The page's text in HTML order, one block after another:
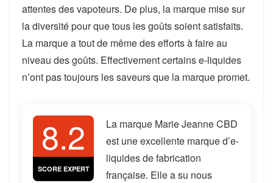
attentes des vapoteurs. De plus, la marque mise sur
la diversité pour que tous les goûts soient satisfaits.
La marque a tout de même des efforts à faire au
niveau des goûts. Effectivement certains e-liquides
n’ont pas toujours les saveurs que la marque promet.
8.2
SCORE EXPERT
La marque Marie Jeanne CBD
est une excellente marque d’e-
liquides de fabrication
française. Elle a su nous